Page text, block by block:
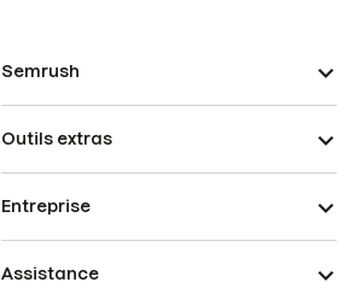
Semrush
Outils extras
Entreprise
Assistance